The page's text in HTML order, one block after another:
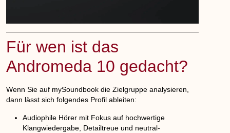
Für wen ist das
Andromeda 10 gedacht?
Wenn Sie auf mySoundbook die Zielgruppe analysieren,
dann lässt sich folgendes Profil ableiten:
Audiophile Hörer mit Fokus auf hochwertige
Klangwiedergabe, Detailtreue und neutral-